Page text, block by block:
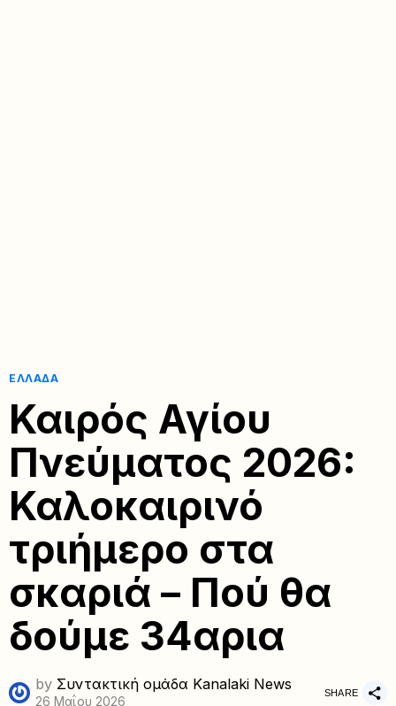
ΕΛΛΆΔΑ
Καιρός Αγίου
Πνεύματος 2026:
Καλοκαιρινό
τριήμερο στα
σκαριά – Πού θα
δούμε 34αρια
by Συντακτική ομάδα Kanalaki News
26 Μαΐου 2026
SHARE